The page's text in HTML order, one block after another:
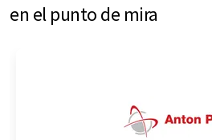
en el punto de mira